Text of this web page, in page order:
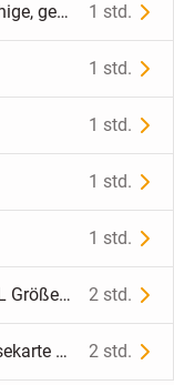
Langzeitmiete in Landshut gesucht - ruhige, gepflegte 2 Zi Wohnung, gern DG oder Maisonette, möglichst mit Bus und Bahnanbindung 1 std.
1 std.
1 std.
1 std.
1 std.
Neuwertig! UVEX Sicherheitsschuhe S3L Größe 45 / 10,5 NP 120€ TOP 2 std.
Antik! Gastro Reklame Schautafel Speisekarte Schild Tafel Deko! 2 std.